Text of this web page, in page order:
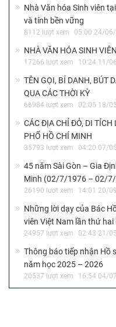
Nhà Văn hóa Sinh viên
và tính bền vững
8112 lượt xem 05:00 24/
NHÀ VĂN HÓA SINH
17266 lượt xem 10:24 11/
TÊN GỌI, BÍ DANH, BÚT
QUA CÁC THỜI KỲ
66984 lượt xem 02:05 18/
CÁC ĐỊA CHỈ ĐỎ, DI
PHỐ HỒ CHÍ MINH
35793 lượt xem 04:20 07/
45 năm Sài Gòn – Gia
Minh (02/7/1976 – 02/
26190 lượt xem 14:01 20/
Những lời dạy của Bác
viên Việt Nam lần thứ
24957 lượt xem 02:43 21/
Thông báo tiếp nhận Hồ
năm học 2025 – 2026
20537 lượt xem 16:54 04/